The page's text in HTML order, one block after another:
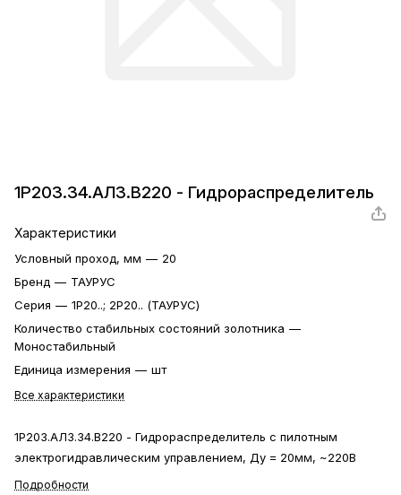
1Р203.34.АЛ3.В220 - Гидрораспределитель
Характеристики
Условный проход, мм — 20
Бренд — ТАУРУС
Серия — 1Р20..; 2Р20.. (ТАУРУС)
Количество стабильных состояний золотника —
Моностабильный
Единица измерения — шт
Все характеристики
1Р203.АЛ3.34.В220 - Гидрораспределитель с пилотным
электрогидравлическим управлением, Ду = 20мм, ~220В
Подробности